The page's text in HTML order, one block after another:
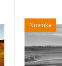
Novinka